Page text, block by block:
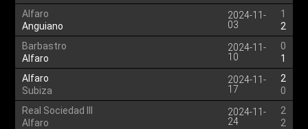
Alfaro
Anguiano
2024-11-
03
1
2
Barbastro
Alfaro
2024-11-
10
0
1
Alfaro
Subiza
2024-11-
17
2
0
Real Sociedad III
Alfaro
2024-11-
24
2
2